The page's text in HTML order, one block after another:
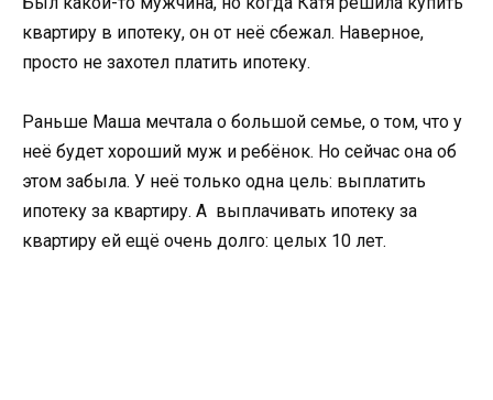
квартиру в ипотеку, он от неё сбежал. Наверное,
просто не захотел платить ипотеку.
Раньше Маша мечтала о большой семье, о том, что у
неё будет хороший муж и ребёнок. Но сейчас она об
этом забыла. У неё только одна цель: выплатить
ипотеку за квартиру. А выплачивать ипотеку за
квартиру ей ещё очень долго: целых 10 лет.